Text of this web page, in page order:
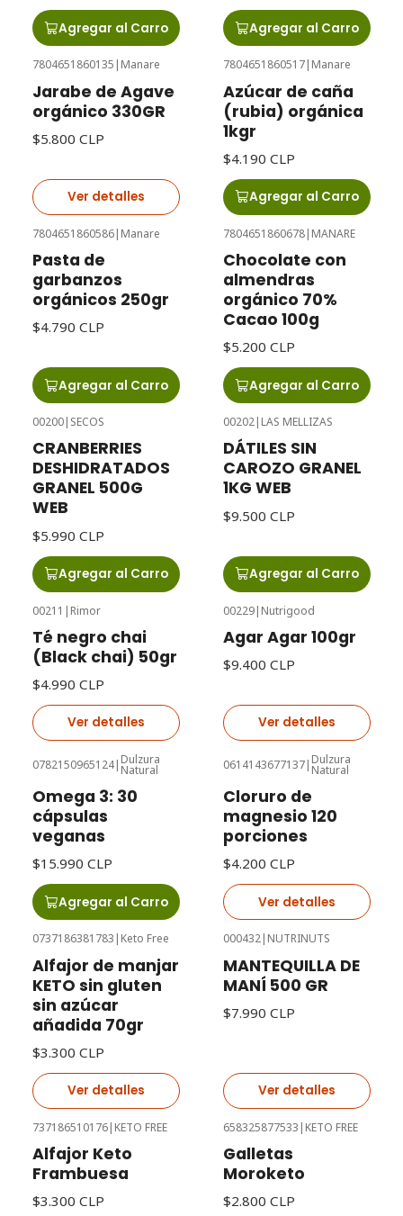
Agregar al Carro Agregar al Carro
7804651860135 Manare
Jarabe de Agave
orgánico 330GR
$5.800 CLP
Ver detalles
7804651860517 Manare
Azúcar de caña
(rubia) orgánica
1kgr
$4.190 CLP
Agregar al Carro
7804651860586| Manare
Pasta de
garbanzos
orgánicos 250gr
$4.790 CLP
Agregar al Carro
7804651860678| MANARE
Chocolate con
almendras
orgánico 70%
Cacao 100g
$5.200 CLP
Agregar al Carro
00200| SECOS
CRANBERRIES
DESHIDRATADOS
GRANEL 500G
WEB
$5.990 CLP
Agregar al Carro
00202| LAS MELLIZAS
DÁTILES SIN
CAROZO GRANEL
1KG WEB
$9.500 CLP
Agregar al Carro
00211 | Rimor
Té negro chai
(Black chai) 50gr
$4.990 CLP
Ver detalles
00229| Nutrigood
Agar Agar 100gr
$9.400 CLP
Ver detalles
0782150965124| Dulzura
Natural
Omega 3: 30
cápsulas
veganas
$15.990 CLP
Agregar al Carro
0614143677137| Dulzura
Natural
Cloruro de
magnesio 120
porciones
$4.200 CLP
Ver detalles
0737186381783 | Keto Free
Alfajor de manjar
KETO sin gluten
sin azúcar
añadida 70gr
$3.300 CLP
Ver detalles
000432| NUTRINUTS
MANTEQUILLA DE
MANÍ 500 GR
$7.990 CLP
Ver detalles
737186510176| KETO FREE
Alfajor Keto
Frambuesa
$3.300 CLP
658325877533 | KETO FREE
Galletas
Moroketo
$2.800 CLP